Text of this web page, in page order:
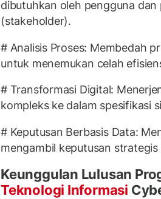
dibutuhkan oleh pengguna
(stakeholder).
# Analisis Proses: Membedah
untuk menemukan celah
# Transformasi Digital:
kompleks ke dalam spesifikasi
# Keputusan Berbasis Data:
mengambil keputusan
Keunggulan Lulusan
Teknologi Informasi